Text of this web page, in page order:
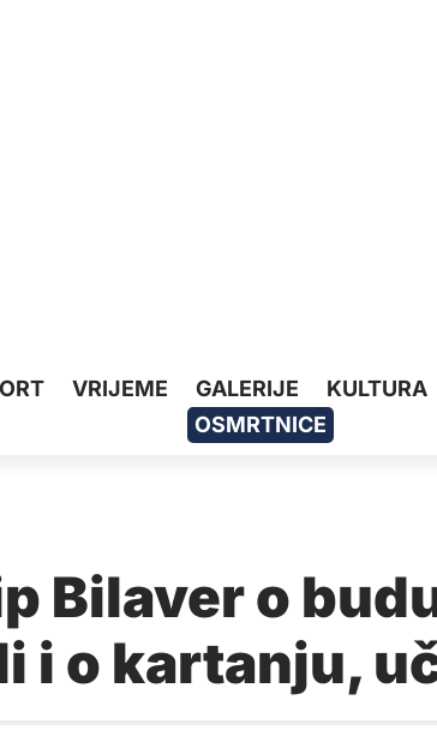
VRIJEME GALERIJE KULTURA
OSMRTNICE
Bilaver o
i o kartanju,